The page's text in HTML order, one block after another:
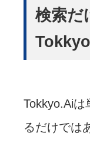
検索だ
Tokkyo.Aiは
るだけでは